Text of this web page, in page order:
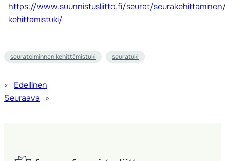
https://www.suunnistusliitto.fi/seurat/
kehittamistuki/
seuratoiminnan kehittämistuki seuratuki
«
Edellinen
Seuraava
»